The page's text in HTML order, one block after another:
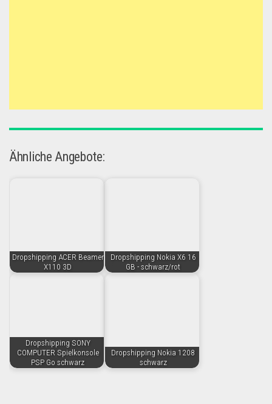
Ähnliche Angebote:
Dropshipping ACER Beamer
X110 3D
Dropshipping Nokia X6 16
GB - schwarz/rot
Dropshipping SONY
COMPUTER Spielkonsole
PSP Go schwarz
Dropshipping Nokia 1208
schwarz